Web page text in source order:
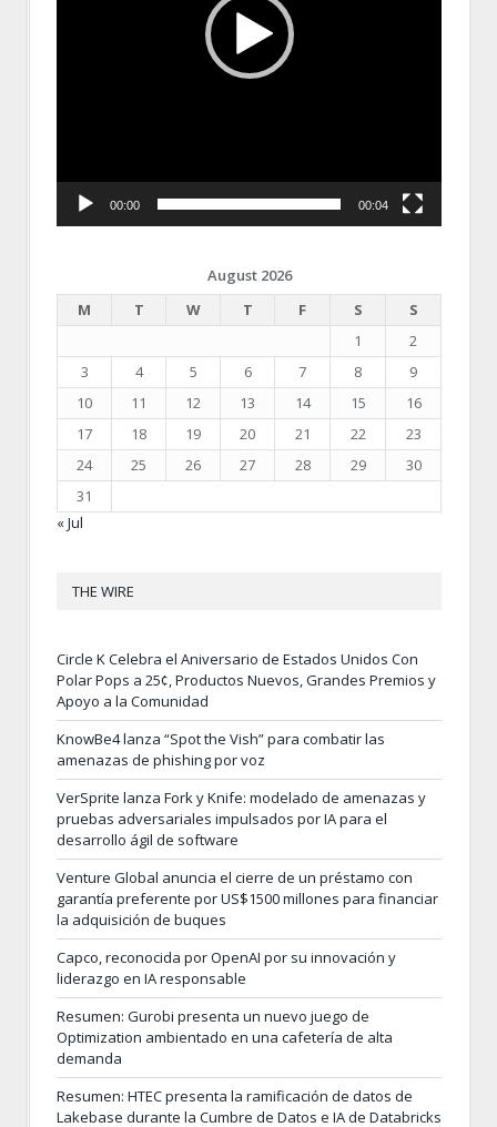
00:00 00:04
August 2026
M
T W T F S
S
1
2
3
4 5 6 7 8
9
10
11 12 13 14 15
16
17
18 19 20 21 22
23
24
25 26 27 28 29
30
31
« Jul
THE WIRE
Circle K Celebra el Aniversario de Estados Unidos Con
Polar Pops a 25¢, Productos Nuevos, Grandes Premios y
Apoyo a la Comunidad
KnowBe4 lanza “Spot the Vish” para combatir las
amenazas de phishing por voz
VerSprite lanza Fork y Knife: modelado de amenazas y
pruebas adversariales impulsados por IA para el
desarrollo ágil de software
Venture Global anuncia el cierre de un préstamo con
garantía preferente por US$1500 millones para financiar
la adquisición de buques
Capco, reconocida por OpenAI por su innovación y
liderazgo en IA responsable
Resumen: Gurobi presenta un nuevo juego de
Optimization ambientado en una cafetería de alta
demanda
Resumen: HTEC presenta la ramificación de datos de
Lakebase durante la Cumbre de Datos e IA de Databricks